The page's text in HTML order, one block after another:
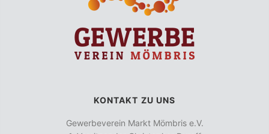
KONTAKT ZU UNS
Gewerbeverein Markt Mömbris e.V.